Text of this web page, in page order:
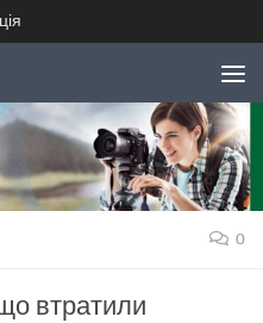
0
втратили